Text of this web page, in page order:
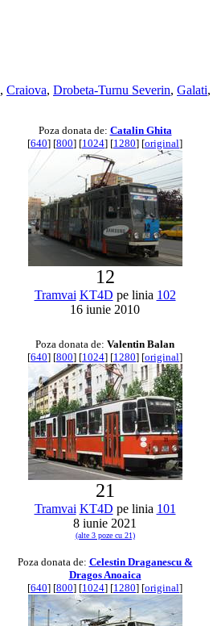
, Craiova, Drobeta-Turnu Severin, Galati,
Poza donata de: Catalin Ghita
[640] [800] [1024] [1280] [original]
12
Tramvai KT4D pe linia 102
16 iunie 2010
Poza donata de: Valentin Balan
[640] [800] [1024] [1280] [original]
21
Tramvai KT4D pe linia 101
8 iunie 2021
(alte 3 poze cu 21)
Poza donata de: Celestin Draganescu &
Dragos Anoaica
[640] [800] [1024] [1280] [original]